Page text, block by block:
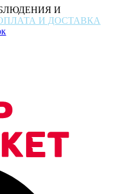
И
И ДОСТАВКА